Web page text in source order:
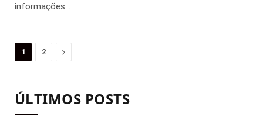
informações…
1 2 Proximo
ÚLTIMOS POSTS